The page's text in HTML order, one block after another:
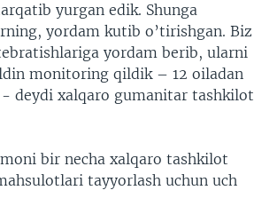
yurgan edik. Shunga
yordam kutib o’tirishgan. Biz
yordam berib, ularni
monitoring qildik – 12 oiladan
deydi xalqaro gumanitar tashkilot
bir necha xalqaro tashkilot
tayyorlash uchun uch